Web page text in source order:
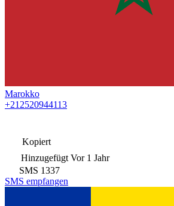
Marokko
+212520944113
Kopiert
Hinzugefügt Vor 1 Jahr
SMS 1337
SMS empfangen